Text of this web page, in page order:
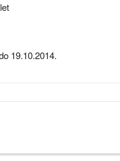
19.10.2014.